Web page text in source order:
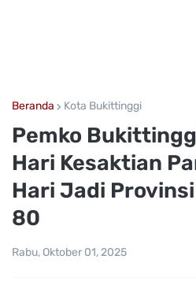
Beranda Kota Bukittinggi
Pemko
Hari Kesaktian
Hari Jadi
80
Rabu, Oktober 01, 2025